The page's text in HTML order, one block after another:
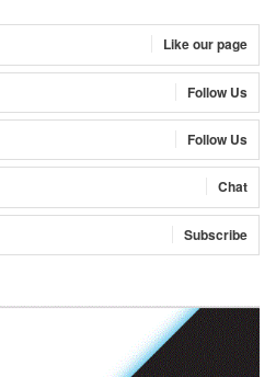
Like our page
Follow Us
Follow Us
Chat
Subscribe